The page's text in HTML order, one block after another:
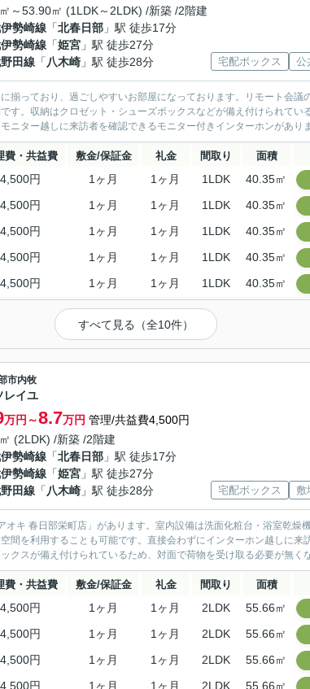
～53.90㎡ (1LDK～2LDK) /新築 /2階建
勢崎線 「北春日部 」駅 徒歩17分
勢崎線 「姫宮 」駅 徒歩27分
田線 「 八木崎 」駅 徒歩28分 宅配ボックス 公
揃っており、過ごしやすいお部屋になっております。リモート会議
す。収納はクロゼット・シューズボックスなどが備え付けられてい
ニター越しに来訪者を確認できるモニター付きインターホンがあり
費・共益費 敷金/保証金 礼金 間取り 面積
4,500円 1ヶ月 1ヶ月 1LDK 40.35㎡
4,500円 1ヶ月 1ヶ月 1LDK 40.35㎡
4,500円 1ヶ月 1ヶ月 1LDK 40.35㎡
4,500円 1ヶ月 1ヶ月 1LDK 40.35㎡
4,500円 1ヶ月 1ヶ月 1LDK 40.35㎡
すべて見る（全10件）
市内牧
レイユ
万円～8.7万円 管理/共益費4,500円
(2LDK) /新築 /2階建
勢崎線 「北春日部 」駅 徒歩17分
勢崎線 「姫宮 」駅 徒歩27分
田線 「 八木崎 」駅 徒歩28分 宅配ボックス 敷
キ 春日部栄町店」があります。室内設備は洗面化粧台・浴室乾燥
間を利用することも可能です。直接会わずにインターホン越しに来
クスが備え付けられているため、対面で荷物を受け取る必要が無く
費・共益費 敷金/保証金 礼金 間取り 面積
4,500円 1ヶ月 1ヶ月 2LDK 55.66㎡
4,500円 1ヶ月 1ヶ月 2LDK 55.66㎡
4,500円 1ヶ月 1ヶ月 2LDK 55.66㎡
4,500円 1ヶ月 1ヶ月 2LDK 55.66㎡